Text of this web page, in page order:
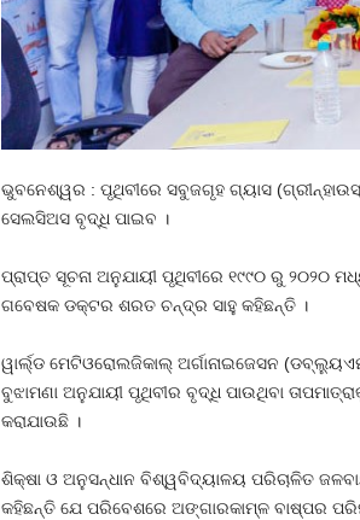
ଭୁବନେଶ୍ୱର : ପୃଥିବୀରେ ସବୁଜଗୃହ ଗ୍ୟାସ (ଗ୍ରୀନ୍‌ହାଉସ୍
ସେଲସିଅସ ବୃଦ୍ଧି ପାଇବ ।
ପ୍ରାପ୍ତ ସୂଚନା ଅନୁଯାୟୀ ପୃଥିବୀରେ ୧୯୯୦ ରୁ
ଗବେଷକ ଡକ୍ଟର ଶରତ ଚନ୍ଦ୍ର ସାହୁ କହିଛନ୍ତି ।
ୱାର୍ଲ୍ଡ ମେଟିଓରୋଲଜିକାଲ୍ ଅର୍ଗାନାଇଜେସନ
ବୁଝାମଣା ଅନୁଯାୟୀ ପୃଥିବୀର ବୃଦ୍ଧି ପାଉଥିବା
କରାଯାଉଛି ।
ଶିକ୍ଷା ଓ ଅନୁସନ୍ଧାନ ବିଶ୍ୱବିଦ୍ୟାଳୟ ପରିଚାଳିତ
କହିଛନ୍ତି ଯେ ପରିବେଶରେ ଅଙ୍ଗାରକାମ୍ଳ ବାଷ୍ପର